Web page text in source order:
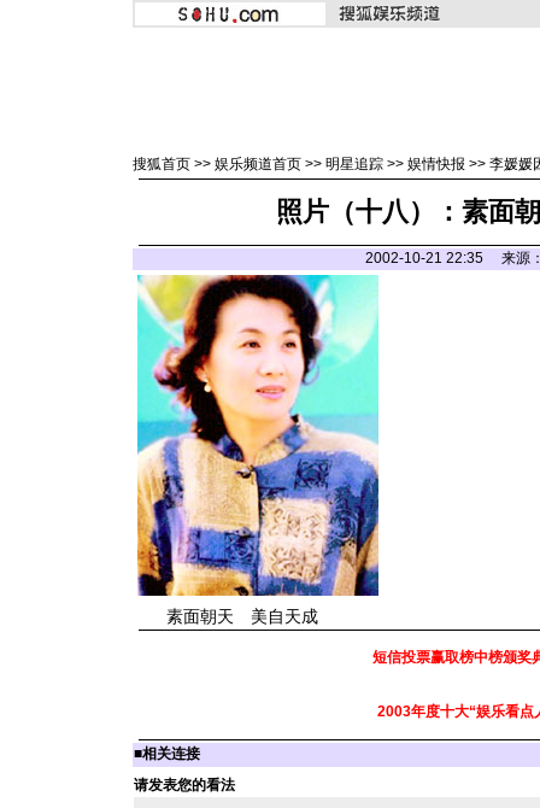
搜狐首页 >> 娱乐频道首页 >> 明星追踪 >> 娱情快报 >> 李媛媛
照片（十八）：素面
2002-10-21 22:35 来源
素面朝天 美自天成
短信投票赢取榜中榜颁奖
2003年度十大“娱乐看点
■相关连接
请发表您的看法